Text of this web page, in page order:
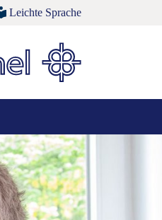
Leichte Sprache